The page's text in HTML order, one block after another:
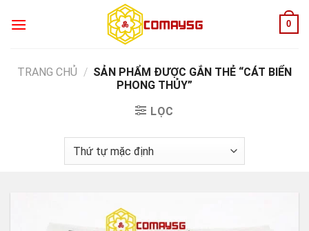
0
TRANG CHỦ / SẢN PHẨM ĐƯỢC GẮN THẺ “CÁT BIỂN
PHONG THỦY”
LỌC